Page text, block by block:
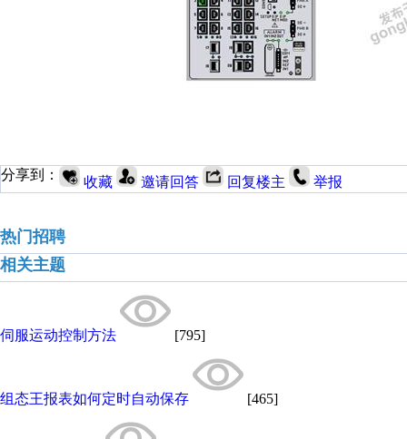
分享到： 收藏 邀请回答 回复楼主 举报
热门招聘
相关主题
伺服运动控制方法 [795]
组态王报表如何定时自动保存 [465]